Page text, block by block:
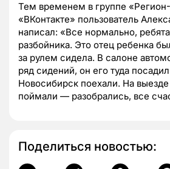
Тем временем в группе
«ВКонтакте» пользователь
написал: «Все нормально,
разбойника. Это отец ребенка
за рулем сидела. В салоне
ряд сидений, он его туда
Новосибирск поехали. На выезде
поймали — разобрались, все
Поделиться новостью: